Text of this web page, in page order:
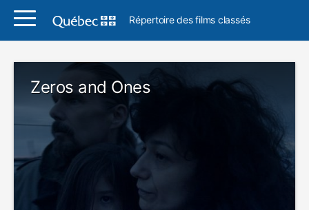
Répertoire des films classés
Zeros and Ones